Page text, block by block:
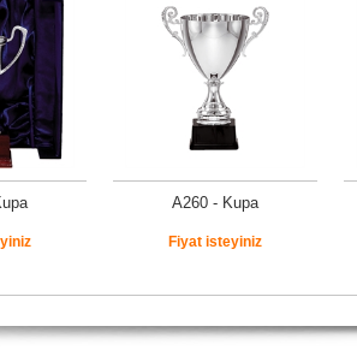
A260 - Kupa
Fiyat isteyiniz